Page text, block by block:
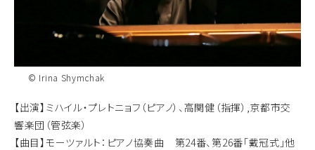
© Irina Shymchak
【出演】ミハイル・プレトニョフ（ピアノ）、高関健（指揮）,京都市交
響楽団（管弦楽）
【曲目】モーツァルト：ピアノ協奏曲 第24番、第26番「戴冠式」他